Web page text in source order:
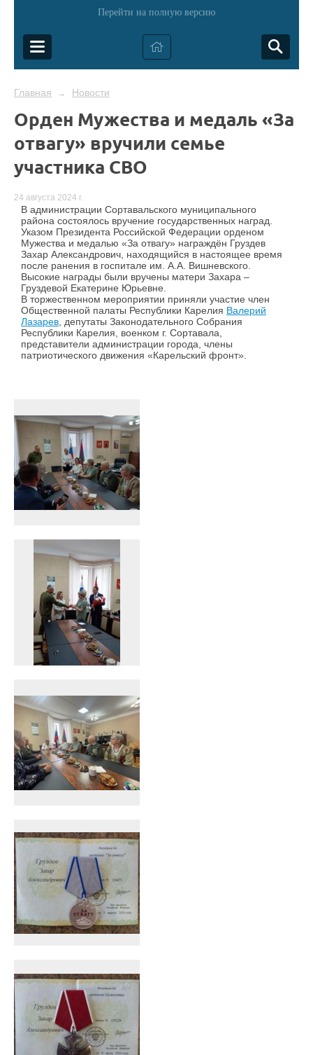
Перейти на полную версию
Главная → Новости
Орден Мужества и медаль «За
отвагу» вручили семье
участника СВО
24 августа 2024 г.
В администрации Сортавальского муниципального
района состоялось вручение государственных наград.
Указом Президента Российской Федерации орденом
Мужества и медалью «За отвагу» награждён Груздев
Захар Александрович, находящийся в настоящее время
после ранения в госпитале им. А.А. Вишневского.
Высокие награды были вручены матери Захара –
Груздевой Екатерине Юрьевне.
В торжественном мероприятии приняли участие член
Общественной палаты Республики Карелия Валерий
Лазарев, депутаты Законодательного Собрания
Республики Карелия, военком г. Сортавала,
представители администрации города, члены
патриотического движения «Карельский фронт».